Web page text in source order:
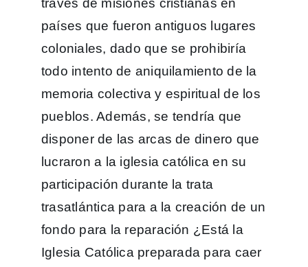
través de misiones cristianas en
países que fueron antiguos lugares
coloniales, dado que se prohibiría
todo intento de aniquilamiento de la
memoria colectiva y espiritual de los
pueblos. Además, se tendría que
disponer de las arcas de dinero que
lucraron a la iglesia católica en su
participación durante la trata
trasatlántica para a la creación de un
fondo para la reparación ¿Está la
Iglesia Católica preparada para caer